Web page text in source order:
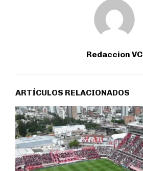
Redaccion VC
ARTÍCULOS RELACIONADOS